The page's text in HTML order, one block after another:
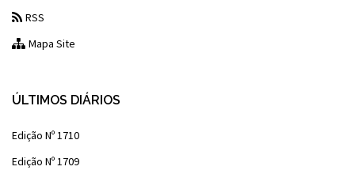
RSS
Mapa Site
ÚLTIMOS DIÁRIOS
Edição Nº 1710
Edição Nº 1709